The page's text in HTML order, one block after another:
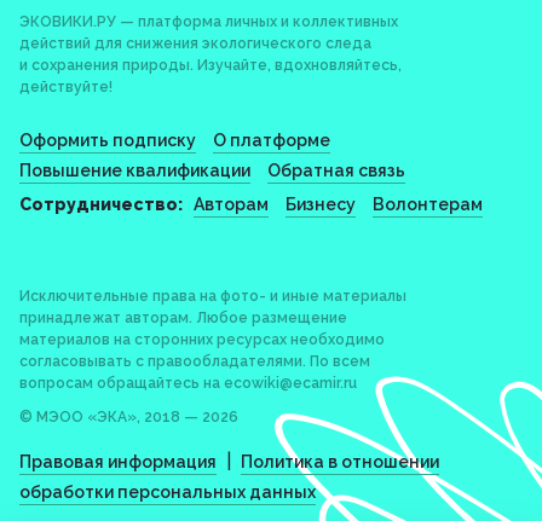
ЭКОВИКИ.РУ — платформа личных и коллективных
действий для снижения экологического следа
и сохранения природы. Изучайте, вдохновляйтесь,
действуйте!
Оформить подписку
О платформе
Повышение квалификации
Обратная связь
Сотрудничество: Авторам Бизнесу Волонтерам
Исключительные права на фото- и иные материалы
принадлежат авторам. Любое размещение
материалов на сторонних ресурсах необходимо
согласовывать с правообладателями. По всем
вопросам обращайтесь на ecowiki@ecamir.ru
© МЭОО «ЭКА», 2018 — 2026
Правовая информация
Политика в отношении
обработки персональных данных